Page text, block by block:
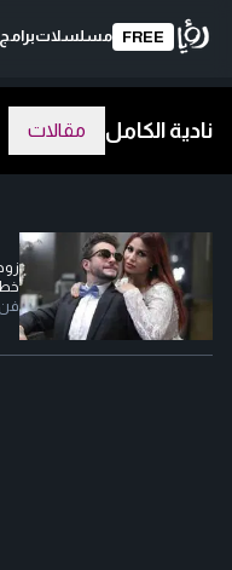
FREE مسلسلاتبرامج
نادية الكامل مقالات